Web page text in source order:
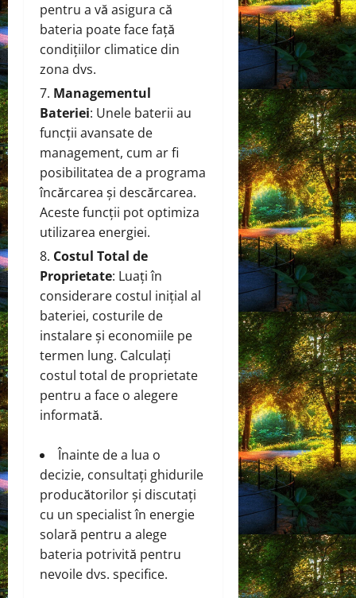
pentru a vă asigura că
bateria poate face față
condițiilor climatice din
zona dvs.
Managementul
Bateriei: Unele baterii au
funcții avansate de
management, cum ar fi
posibilitatea de a programa
încărcarea și descărcarea.
Aceste funcții pot optimiza
utilizarea energiei.
Costul Total de
Proprietate: Luați în
considerare costul inițial al
bateriei, costurile de
instalare și economiile pe
termen lung. Calculați
costul total de proprietate
pentru a face o alegere
informată.
Înainte de a lua o
decizie, consultați ghidurile
producătorilor și discutați
cu un specialist în energie
solară pentru a alege
bateria potrivită pentru
nevoile dvs. specifice.